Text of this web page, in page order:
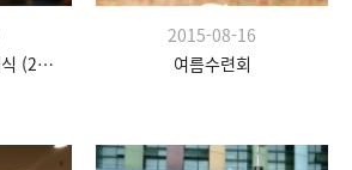
이창엽 목사님 위임예식 (2015.12.20)
2015-08-16
여름수련회